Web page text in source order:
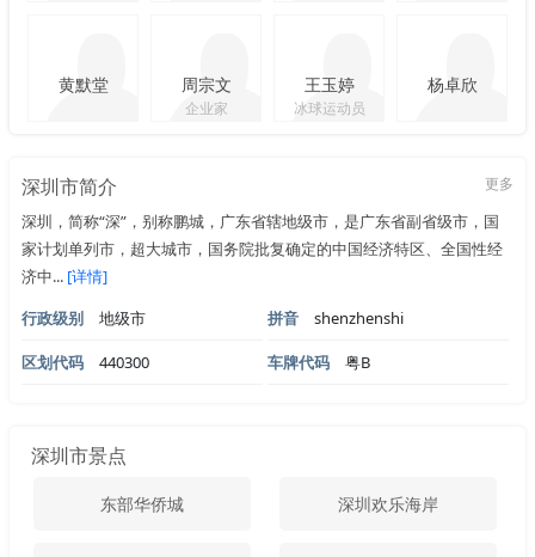
黄默堂 周宗文
企业家
王玉婷
冰球运动员
杨卓欣
深圳市简介 更多
深圳，简称“深”，别称鹏城，广东省辖地级市，是广东省副省级市，国
家计划单列市，超大城市，国务院批复确定的中国经济特区、全国性经
济中... [详情]
行政级别
地级市 拼音 shenzhenshi
区划代码 440300 车牌代码 粤B
深圳市景点
东部华侨城 深圳欢乐海岸